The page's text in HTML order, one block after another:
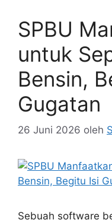
SPBU
untuk
Bensin,
Gugatan
26 Juni 2026 oleh
Sebuah software